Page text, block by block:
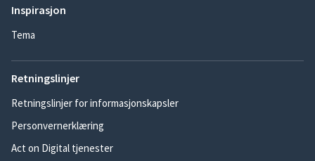
Inspirasjon
Tema
Retningslinjer
Retningslinjer for informasjonskapsler
Personvernerklæring
Act on Digital tjenester